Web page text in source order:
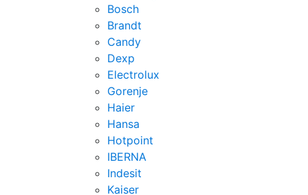
Bosch
Brandt
Candy
Dexp
Electrolux
Gorenje
Haier
Hansa
Hotpoint
IBERNA
Indesit
Kaiser